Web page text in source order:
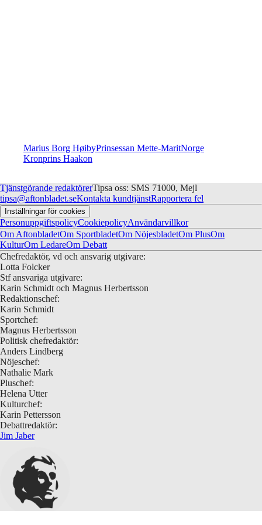
Marius Borg HøibyPrinsessan Mette-MaritNorge
Kronprins Haakon
Tjänstgörande redaktörerTipsa oss: SMS 71000, Mejl
tipsa@aftonbladet.seKontakta kundtjänstRapportera fel
Inställningar för cookies
PersonuppgiftspolicyCookiepolicyAnvändarvillkor
Om AftonbladetOm SportbladetOm NöjesbladetOm PlusOm
KulturOm LedareOm Debatt
Chefredaktör, vd och ansvarig utgivare:
Lotta Folcker
Stf ansvariga utgivare:
Karin Schmidt och Magnus Herbertsson
Redaktionschef:
Karin Schmidt
Sportchef:
Magnus Herbertsson
Politisk chefredaktör:
Anders Lindberg
Nöjeschef:
Nathalie Mark
Pluschef:
Helena Utter
Kulturchef:
Karin Pettersson
Debattredaktör:
Jim Jaber